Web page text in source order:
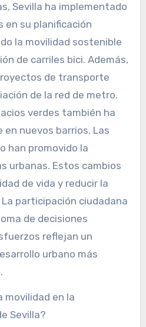
Sevilla ha implementado
en su planificación
la movilidad sostenible
de carriles bici. Además,
de transporte
de la red de metro.
verdes también ha
nuevos barrios. Las
han promovido la
urbanas. Estos cambios
de vida y reducir la
participación ciudadana
de decisiones
reflejan un
urbano más